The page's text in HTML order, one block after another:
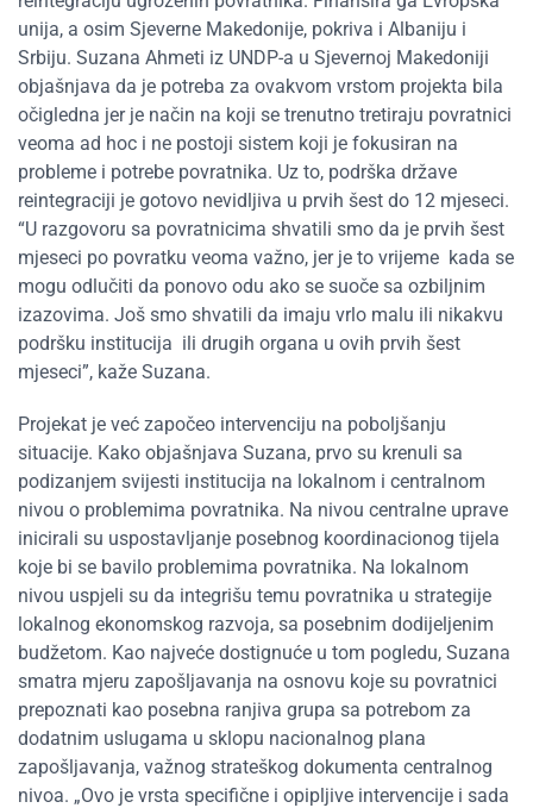
unija, a osim Sjeverne Makedonije, pokriva i Albaniju i
Srbiju. Suzana Ahmeti iz UNDP-a u Sjevernoj Makedoniji
objašnjava da je potreba za ovakvom vrstom projekta bila
očigledna jer je način na koji se trenutno tretiraju povratnici
veoma ad hoc i ne postoji sistem koji je fokusiran na
probleme i potrebe povratnika. Uz to, podrška države
reintegraciji je gotovo nevidljiva u prvih šest do 12 mjeseci.
“U razgovoru sa povratnicima shvatili smo da je prvih šest
mjeseci po povratku veoma važno, jer je to vrijeme kada se
mogu odlučiti da ponovo odu ako se suoče sa ozbiljnim
izazovima. Još smo shvatili da imaju vrlo malu ili nikakvu
podršku institucija ili drugih organa u ovih prvih šest
mjeseci”, kaže Suzana.
Projekat je već započeo intervenciju na poboljšanju
situacije. Kako objašnjava Suzana, prvo su krenuli sa
podizanjem svijesti institucija na lokalnom i centralnom
nivou o problemima povratnika. Na nivou centralne uprave
inicirali su uspostavljanje posebnog koordinacionog tijela
koje bi se bavilo problemima povratnika. Na lokalnom
nivou uspjeli su da integrišu temu povratnika u strategije
lokalnog ekonomskog razvoja, sa posebnim dodijeljenim
budžetom. Kao najveće dostignuće u tom pogledu, Suzana
smatra mjeru zapošljavanja na osnovu koje su povratnici
prepoznati kao posebna ranjiva grupa sa potrebom za
dodatnim uslugama u sklopu nacionalnog plana
zapošljavanja, važnog strateškog dokumenta centralnog
nivoa. „Ovo je vrsta specifične i opipljive intervencije i sada